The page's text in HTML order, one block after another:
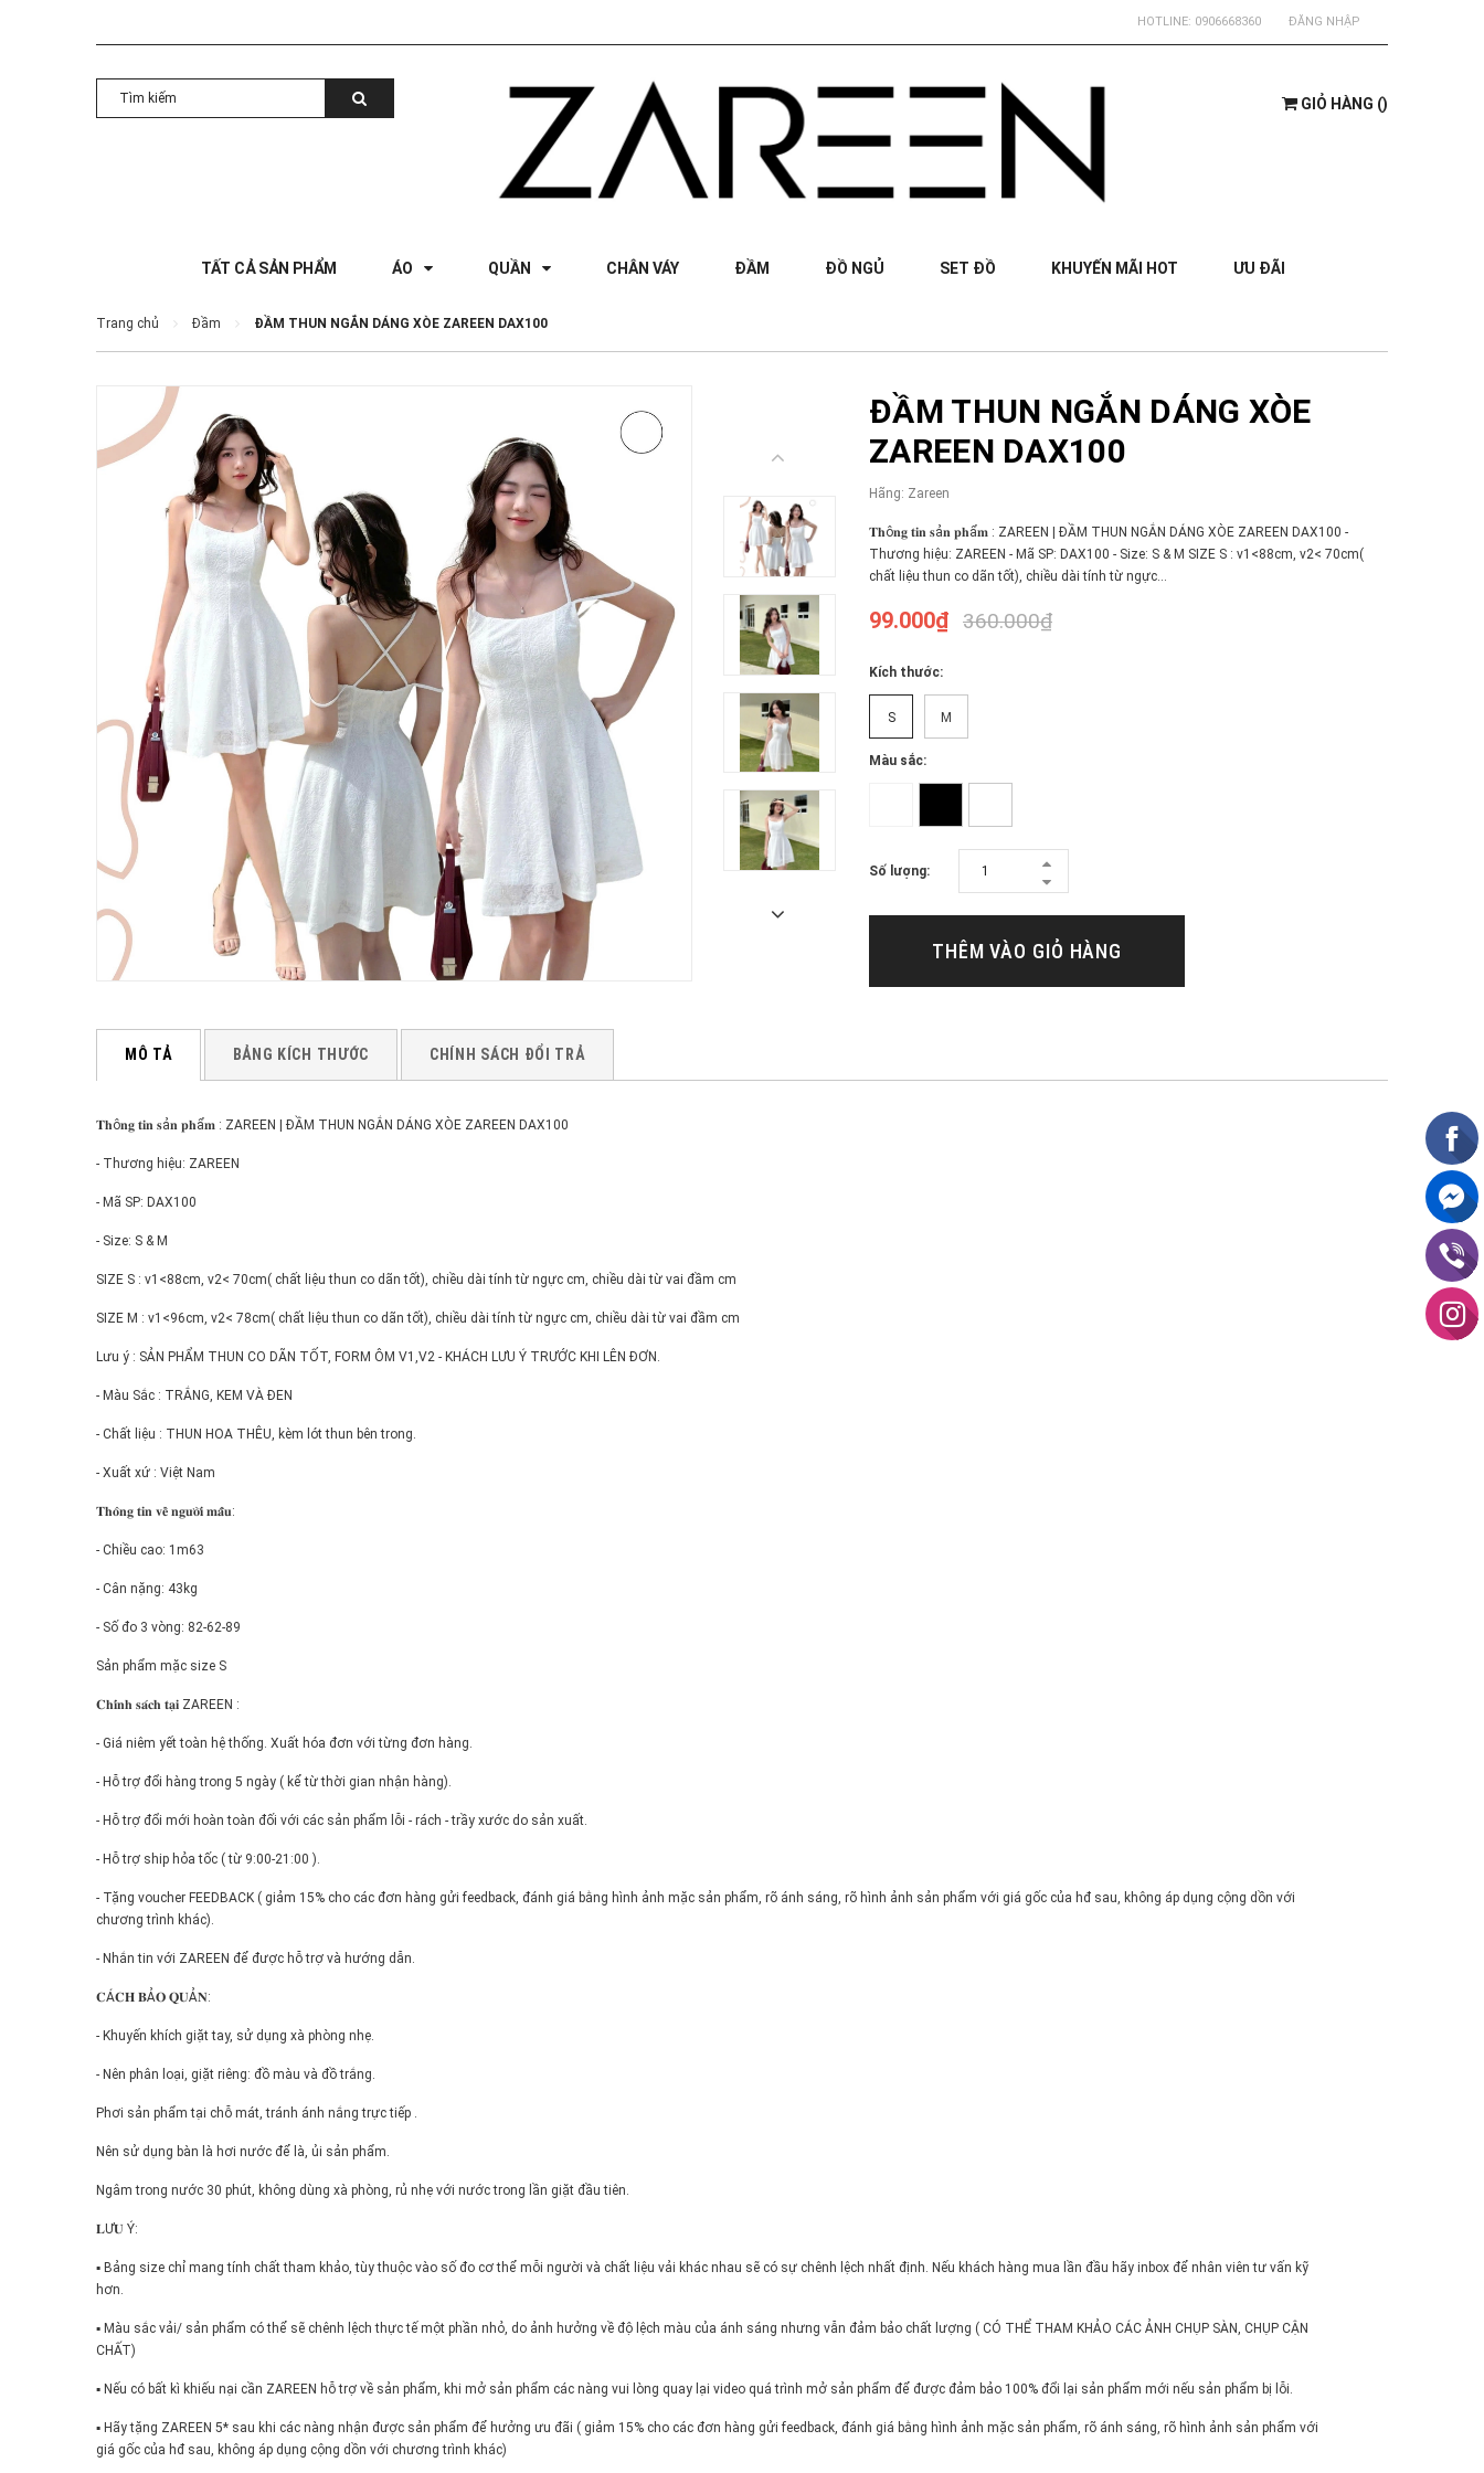
HOTLINE: 0906668360 ĐĂNG NHẬP
GIỎ HÀNG ()
TẤT CẢ SẢN PHẨM ÁO QUẦN CHÂN VÁY ĐẦM ĐỒ NGỦ SET ĐỒ KHUYẾN MÃI HOT ƯU ĐÃI
Trang chủ Đầm ĐẦM THUN NGẮN DÁNG XÒE ZAREEN DAX100
ĐẦM THUN NGẮN DÁNG XÒE
ZAREEN DAX100
Hãng: Zareen
𝐓𝐡ô𝐧𝐠 𝐭𝐢𝐧 𝐬ả𝐧 𝐩𝐡ẩ𝐦 : ZAREEN | ĐẦM THUN NGẮN DÁNG XÒE ZAREEN DAX100 -
Thương hiệu: ZAREEN - Mã SP: DAX100 - Size: S & M SIZE S : v1<88cm, v2< 70cm(
chất liệu thun co dãn tốt), chiều dài tính từ ngực...
99.000₫ 360.000₫
Kích thước:
S M
Màu sắc:
Số lượng:
THÊM VÀO GIỎ HÀNG
MÔ TẢ BẢNG KÍCH THƯỚC CHÍNH SÁCH ĐỔI TRẢ
𝐓𝐡ô𝐧𝐠 𝐭𝐢𝐧 𝐬ả𝐧 𝐩𝐡ẩ𝐦 : ZAREEN | ĐẦM THUN NGẮN DÁNG XÒE ZAREEN DAX100
- Thương hiệu: ZAREEN
- Mã SP: DAX100
- Size: S & M
SIZE S : v1<88cm, v2< 70cm( chất liệu thun co dãn tốt), chiều dài tính từ ngực cm, chiều dài từ vai đầm cm
SIZE M : v1<96cm, v2< 78cm( chất liệu thun co dãn tốt), chiều dài tính từ ngực cm, chiều dài từ vai đầm cm
Lưu ý : SẢN PHẨM THUN CO DÃN TỐT, FORM ÔM V1,V2 - KHÁCH LƯU Ý TRƯỚC KHI LÊN ĐƠN.
- Màu Sắc : TRẮNG, KEM VÀ ĐEN
- Chất liệu : THUN HOA THÊU, kèm lót thun bên trong.
- Xuất xứ : Việt Nam
𝐓𝐡𝐨̂𝐧𝐠 𝐭𝐢𝐧 𝐯𝐞̂̀ 𝐧𝐠𝐮̛𝐨̛̀𝐢 𝐦𝐚̂̃𝐮:
- Chiều cao: 1m63
- Cân nặng: 43kg
- Số đo 3 vòng: 82-62-89
Sản phẩm mặc size S
𝐂𝐡𝐢́𝐧𝐡 𝐬𝐚́𝐜𝐡 𝐭𝐚̣𝐢 ZAREEN :
- Giá niêm yết toàn hệ thống. Xuất hóa đơn với từng đơn hàng.
- Hỗ trợ đổi hàng trong 5 ngày ( kể từ thời gian nhận hàng).
- Hỗ trợ đổi mới hoàn toàn đối với các sản phẩm lỗi - rách - trầy xước do sản xuất.
- Hỗ trợ ship hỏa tốc ( từ 9:00-21:00 ).
- Tặng voucher FEEDBACK ( giảm 15% cho các đơn hàng gửi feedback, đánh giá bằng hình ảnh mặc sản phẩm, rõ ánh sáng, rõ hình ảnh sản phẩm với giá gốc của hđ sau, không áp dụng cộng dồn với
chương trình khác).
- Nhắn tin với ZAREEN để được hỗ trợ và hướng dẫn.
𝐂Á𝐂𝐇 𝐁Ả𝐎 𝐐𝐔Ả𝐍:
- Khuyến khích giặt tay, sử dụng xà phòng nhẹ.
- Nên phân loại, giặt riêng: đồ màu và đồ trắng.
Phơi sản phẩm tại chỗ mát, tránh ánh nắng trực tiếp .
Nên sử dụng bàn là hơi nước để là, ủi sản phẩm.
Ngâm trong nước 30 phút, không dùng xà phòng, rủ nhẹ với nước trong lần giặt đầu tiên.
𝐋Ư𝐔 Ý:
▪️ Bảng size chỉ mang tính chất tham khảo, tùy thuộc vào số đo cơ thể mỗi người và chất liệu vải khác nhau sẽ có sự chênh lệch nhất định. Nếu khách hàng mua lần đầu hãy inbox để nhân viên tư vấn kỹ
hơn.
▪️ Màu sắc vải/ sản phẩm có thể sẽ chênh lệch thực tế một phần nhỏ, do ảnh hưởng về độ lệch màu của ánh sáng nhưng vẫn đảm bảo chất lượng ( CÓ THỂ THAM KHẢO CÁC ẢNH CHỤP SÀN, CHỤP CẬN
CHẤT)
▪️ Nếu có bất kì khiếu nại cần ZAREEN hỗ trợ về sản phẩm, khi mở sản phẩm các nàng vui lòng quay lại video quá trình mở sản phẩm để được đảm bảo 100% đổi lại sản phẩm mới nếu sản phẩm bị lỗi.
▪️ Hãy tặng ZAREEN 5* sau khi các nàng nhận được sản phẩm để hưởng ưu đãi ( giảm 15% cho các đơn hàng gửi feedback, đánh giá bằng hình ảnh mặc sản phẩm, rõ ánh sáng, rõ hình ảnh sản phẩm với
giá gốc của hđ sau, không áp dụng cộng dồn với chương trình khác)